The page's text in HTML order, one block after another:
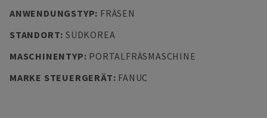
ANWENDUNGSTYP: FRÄSEN
STANDORT: SÜDKOREA
MASCHINENTYP: PORTALFRÄSMASCHINE
MARKE STEUERGERÄT: FANUC